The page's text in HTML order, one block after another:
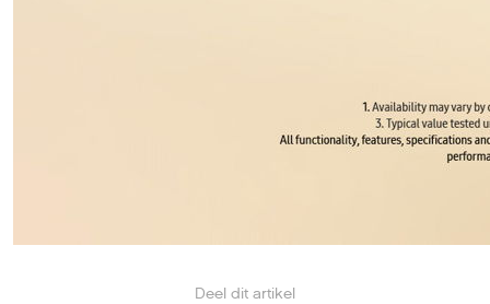
Deel dit artikel